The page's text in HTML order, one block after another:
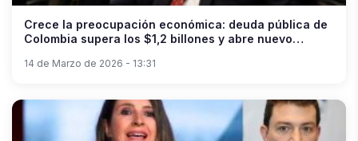
Crece la preocupación económica: deuda pública de
Colombia supera los $1,2 billones y abre nuevo
14 de Marzo de 2026 - 13:31